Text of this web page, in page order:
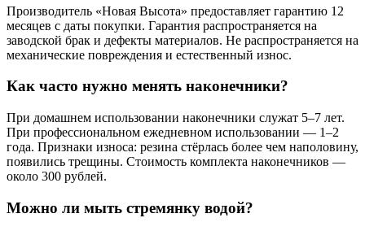
Производитель «Новая Высота» предоставляет гарантию 12
месяцев с даты покупки. Гарантия распространяется на
заводской брак и дефекты материалов. Не распространяется на
механические повреждения и естественный износ.
Как часто нужно менять наконечники?
При домашнем использовании наконечники служат 5–7 лет.
При профессиональном ежедневном использовании — 1–2
года. Признаки износа: резина стёрлась более чем наполовину,
появились трещины. Стоимость комплекта наконечников —
около 300 рублей.
Можно ли мыть стремянку водой?